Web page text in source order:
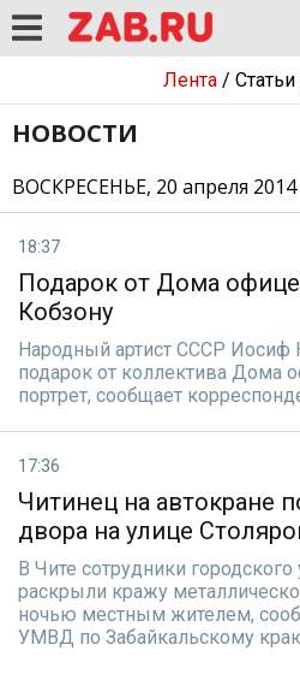
Лента/ Статьи
НОВОСТИ
ВОСКРЕСЕНЬЕ, 20 апреля 2014
18:37
Подарок от Дома
Кобзону
Народный артист СССР Иосиф
подарок от коллектива Дома
портрет, сообщает
17:36
Читинец на автокране
двора на улице
В Чите сотрудники
раскрыли кражу
ночью местным жителем,
УМВД по Забайкальскому